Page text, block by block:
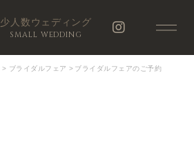
少人数ウェディング
SMALL WEDDING
> ブライダルフェア > ブライダルフェアのご予約